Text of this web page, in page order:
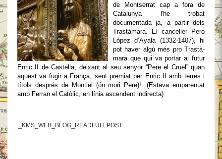
de Montserrat cap a fora de
Catalunya l'he trobat
documentada ja, a partir dels
Trastàmara. El canceller Pero
López d’Ayala (1332-1407), hi
pot haver algú més pro Trastà-
mara que qui va portar al futur
Enric II de Castella, deixant al seu senyor “Pere el Cruel” quan
aquest va fugir a França, sent premiat per Enric II amb terres i
títols després de Montiel (ón mori Pere)!. (Estava emparentat
amb Ferran el Catòlic, en línia ascendent indirecta)
_KMS_WEB_BLOG_READFULLPOST